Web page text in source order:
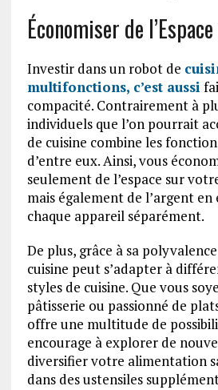
Économiser de
Investir dans un robot de
multifonctions, c’est aussi
compacité. Contrairement à
individuels que l’on pourrait
de cuisine combine les
d’entre eux. Ainsi, vous
seulement de l’espace sur
mais également de l’argent
chaque appareil séparément.
De plus, grâce à sa
cuisine peut s’adapter à
styles de cuisine. Que vous
pâtisserie ou passionné de
offre une multitude de
encourage à explorer de
diversifier votre alimentation
dans des ustensiles